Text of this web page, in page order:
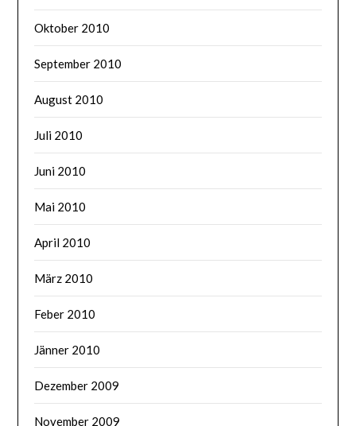
Oktober 2010
September 2010
August 2010
Juli 2010
Juni 2010
Mai 2010
April 2010
März 2010
Feber 2010
Jänner 2010
Dezember 2009
November 2009